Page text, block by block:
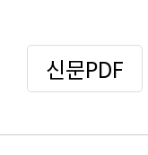
신문PDF